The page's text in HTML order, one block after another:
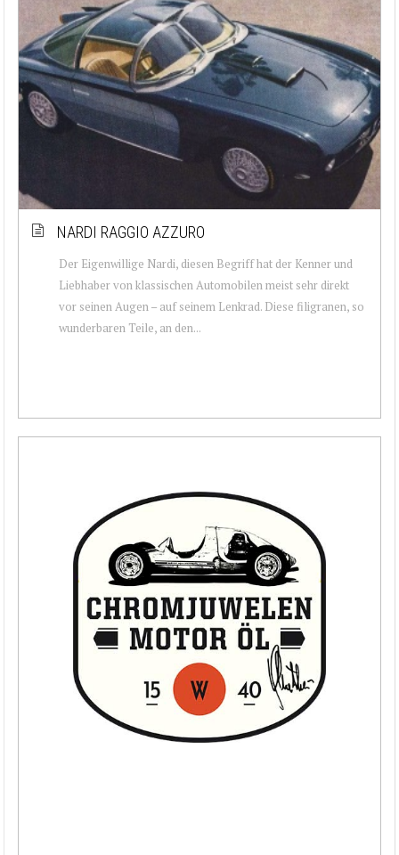
NARDI RAGGIO AZZURO
Der Eigenwillige Nardi, diesen Begriff hat der Kenner und
Liebhaber von klassischen Automobilen meist sehr direkt
vor seinen Augen – auf seinem Lenkrad. Diese filigranen, so
wunderbaren Teile, an den...